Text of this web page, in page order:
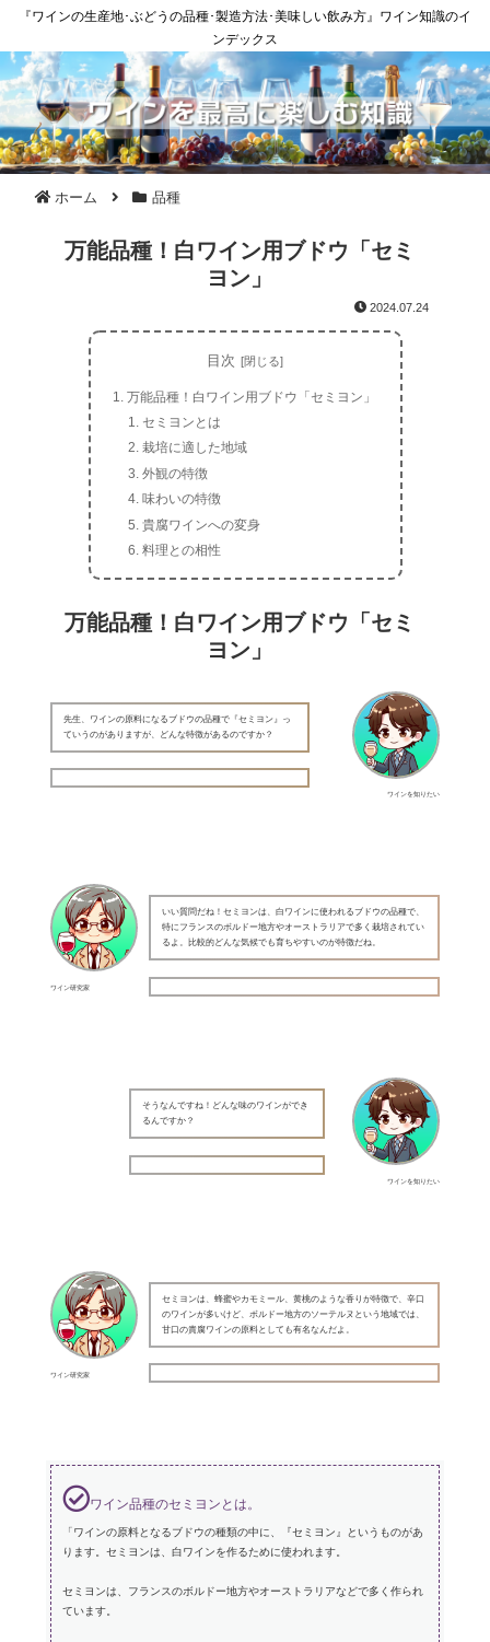
『ワインの生産地･ぶどうの品種･製造方法･美味しい飲み方』ワイン知識のイ
ンデックス
ホーム 品種
万能品種！白ワイン用ブドウ「セミ
ヨン」
2024.07.24
目次
万能品種！白ワイン用ブドウ「セミヨン」
セミヨンとは
栽培に適した地域
外観の特徴
味わいの特徴
貴腐ワインへの変身
料理との相性
万能品種！白ワイン用ブドウ「セミ
ヨン」
ワインを知りたい
先生、ワインの原料になるブドウの品種で『セミヨン』っ
ていうのがありますが、どんな特徴があるのですか？
ワイン研究家
いい質問だね！セミヨンは、白ワインに使われるブドウの品種で、
特にフランスのボルドー地方やオーストラリアで多く栽培されてい
るよ。比較的どんな気候でも育ちやすいのが特徴だね。
ワインを知りたい
そうなんですね！どんな味のワインができ
るんですか？
ワイン研究家
セミヨンは、蜂蜜やカモミール、黄桃のような香りが特徴で、辛口
のワインが多いけど、ボルドー地方のソーテルヌという地域では、
甘口の貴腐ワインの原料としても有名なんだよ。
ワイン品種のセミヨンとは。
「ワインの原料となるブドウの種類の中に、『セミヨン』というものがあ
ります。セミヨンは、白ワインを作るために使われます。
セミヨンは、フランスのボルドー地方やオーストラリアなどで多く作られ
ています。